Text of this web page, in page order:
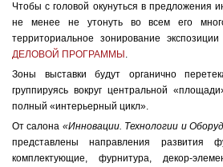
Чтобы с головой окунуться в предложения
не менее не утонуть во всем его
территориальное зонирование
ДЕЛОВОЙ ПРОГРАММЫ .
Зоны выставки будут органично
группируясь вокруг центральной
полный «интерьерный цикл».
От салона «Инновации. Технологии и
представлены направления развития
комплектующие, фурнитура, декор-